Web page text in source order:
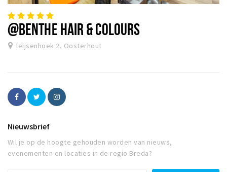
@BENTHE HAIR & COLOURS
leijsenhoek 2, Oosterhout
Nieuwsbrief
Wil je op de hoogte gehouden worden van nieuws,
evenementen en locaties in de regio Breda?